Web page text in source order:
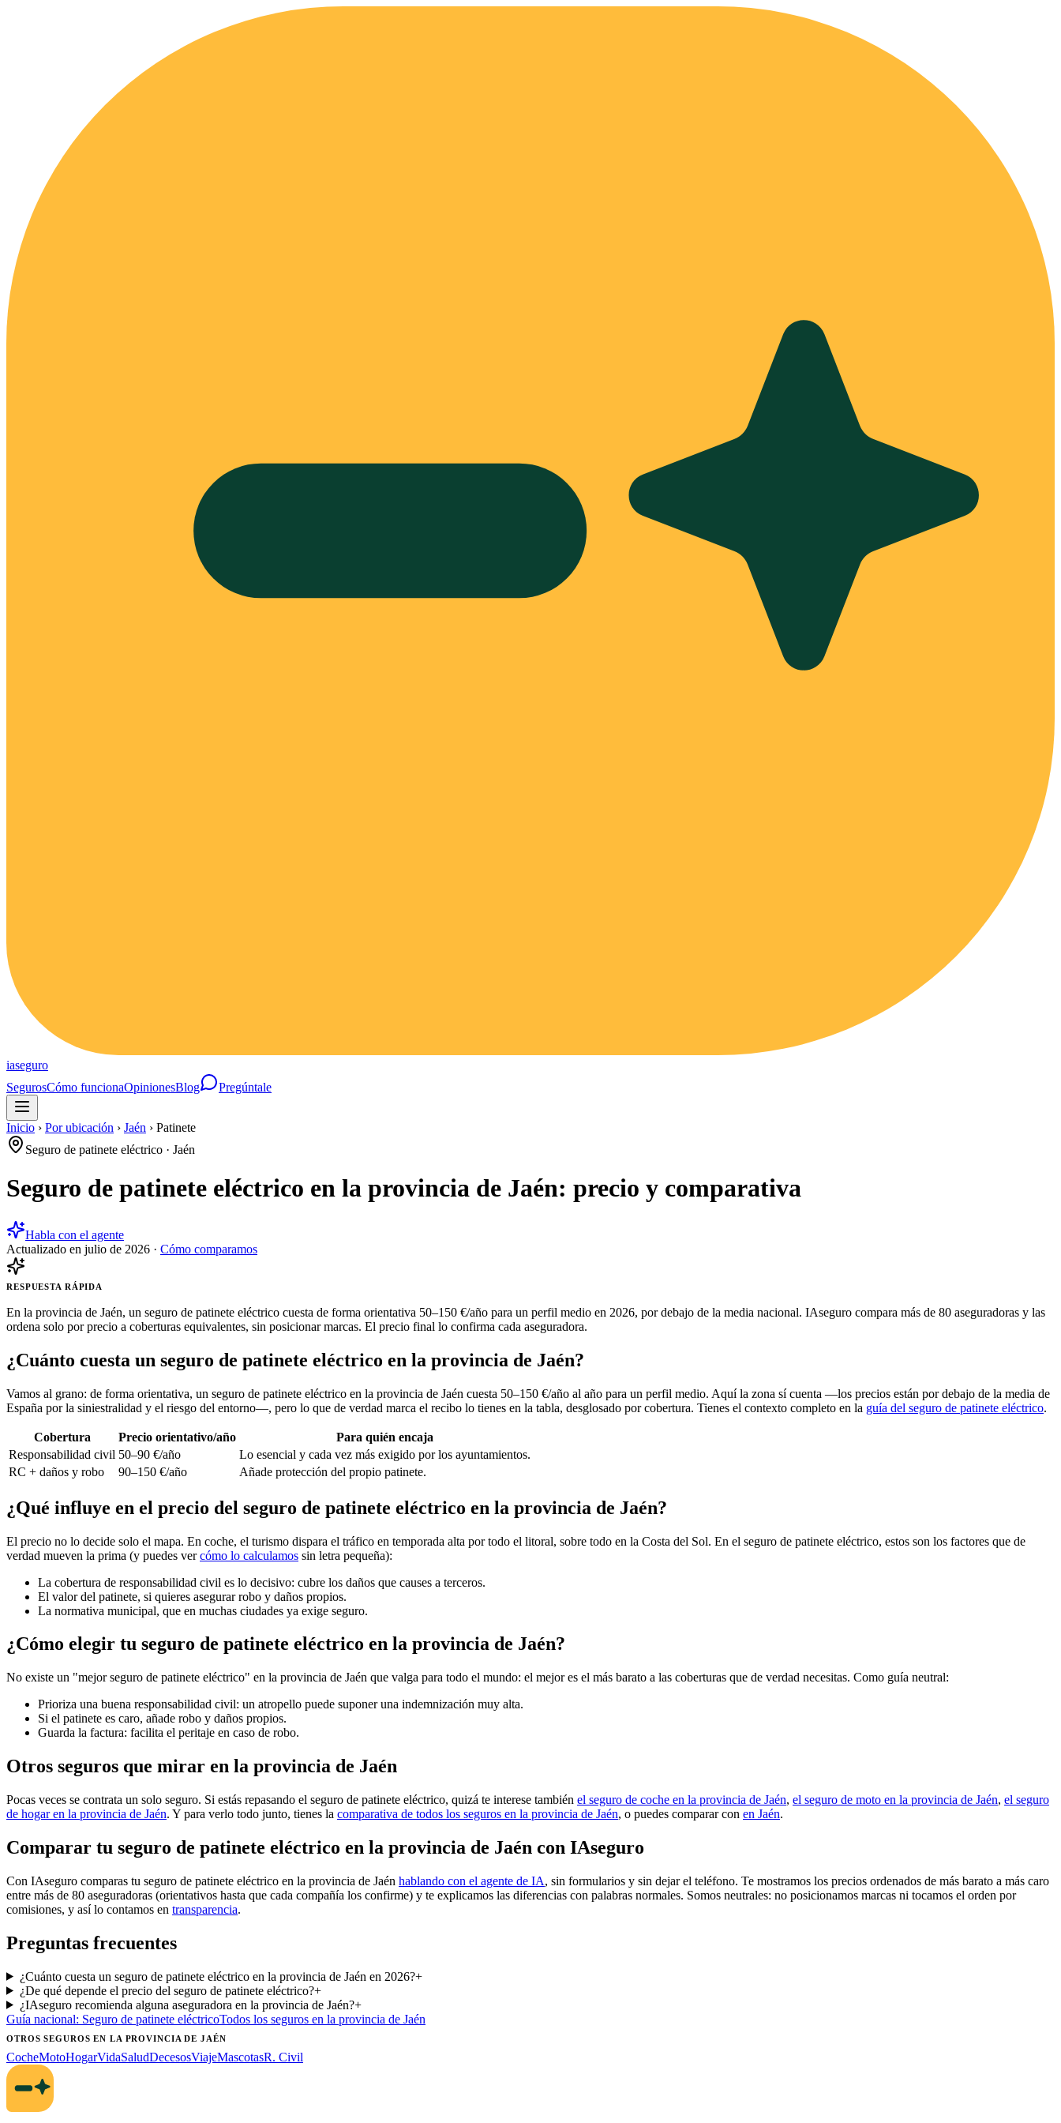
iaseguro
SegurosCómo funcionaOpinionesBlog Pregúntale
Inicio › Por ubicación › Jaén › Patinete
Seguro de patinete eléctrico · Jaén
Seguro de patinete eléctrico en la provincia de Jaén: precio y comparativa
Habla con el agente
Actualizado en julio de 2026 · Cómo comparamos
RESPUESTA RÁPIDA
En la provincia de Jaén, un seguro de patinete eléctrico cuesta de forma orientativa 50–150 €/año para un perfil medio en 2026, por debajo de la media nacional. IAseguro compara más de 80 aseguradoras y las
ordena solo por precio a coberturas equivalentes, sin posicionar marcas. El precio final lo confirma cada aseguradora.
¿Cuánto cuesta un seguro de patinete eléctrico en la provincia de Jaén?
Vamos al grano: de forma orientativa, un seguro de patinete eléctrico en la provincia de Jaén cuesta 50–150 €/año al año para un perfil medio. Aquí la zona sí cuenta —los precios están por debajo de la media de
España por la siniestralidad y el riesgo del entorno—, pero lo que de verdad marca el recibo lo tienes en la tabla, desglosado por cobertura. Tienes el contexto completo en la guía del seguro de patinete eléctrico.
Cobertura Precio orientativo/año
Para quién encaja
Responsabilidad civil 50–90 €/año
Lo esencial y cada vez más exigido por los ayuntamientos.
RC + daños y robo
90–150 €/año Añade protección del propio patinete.
¿Qué influye en el precio del seguro de patinete eléctrico en la provincia de Jaén?
El precio no lo decide solo el mapa. En coche, el turismo dispara el tráfico en temporada alta por todo el litoral, sobre todo en la Costa del Sol. En el seguro de patinete eléctrico, estos son los factores que de
verdad mueven la prima (y puedes vercómo lo calculamos sin letra pequeña):
La cobertura de responsabilidad civil es lo decisivo: cubre los daños que causes a terceros.
El valor del patinete, si quieres asegurar robo y daños propios.
La normativa municipal, que en muchas ciudades ya exige seguro.
¿Cómo elegir tu seguro de patinete eléctrico en la provincia de Jaén?
No existe un "mejor seguro de patinete eléctrico" en la provincia de Jaén que valga para todo el mundo: el mejor es el más barato a las coberturas que de verdad necesitas. Como guía neutral:
Prioriza una buena responsabilidad civil: un atropello puede suponer una indemnización muy alta.
Si el patinete es caro, añade robo y daños propios.
Guarda la factura: facilita el peritaje en caso de robo.
Otros seguros que mirar en la provincia de Jaén
Pocas veces se contrata un solo seguro. Si estás repasando el seguro de patinete eléctrico, quizá te interese también el seguro de coche en la provincia de Jaén, el seguro de moto en la provincia de Jaén, el seguro
de hogar en la provincia de Jaén. Y para verlo todo junto, tienes la comparativa de todos los seguros en la provincia de Jaén, o puedes comparar con en Jaén.
Comparar tu seguro de patinete eléctrico en la provincia de Jaén con IAseguro
Con IAseguro comparas tu seguro de patinete eléctrico en la provincia de Jaén hablando con el agente de IA, sin formularios y sin dejar el teléfono. Te mostramos los precios ordenados de más barato a más caro
entre más de 80 aseguradoras (orientativos hasta que cada compañía los confirme) y te explicamos las diferencias con palabras normales. Somos neutrales: no posicionamos marcas ni tocamos el orden por
comisiones, y así lo contamos en transparencia.
Preguntas frecuentes
¿Cuánto cuesta un seguro de patinete eléctrico en la provincia de Jaén en 2026?+
¿De qué depende el precio del seguro de patinete eléctrico?+
¿IAseguro recomienda alguna aseguradora en la provincia de Jaén?+
Guía nacional: Seguro de patinete eléctricoTodos los seguros en la provincia de Jaén
OTROS SEGUROSEN LA PROVINCIA DE JAÉN
CocheMotoHogarVidaSaludDecesosViajeMascotasR. Civil